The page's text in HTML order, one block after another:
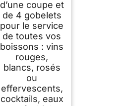
d’une coupe et
de 4 gobelets
pour le service
de toutes vos
boissons : vins
rouges,
blancs, rosés
ou
effervescents,
cocktails, eaux